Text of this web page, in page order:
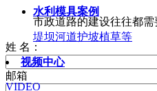
水利模具案例
堤坝河道护坡植草等
视频中心
VIDEO
市政道路的建设往往都需
姓 名：
邮箱